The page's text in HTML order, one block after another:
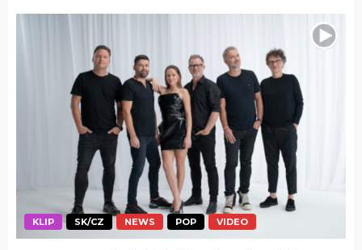
KLIP SK/CZ NEWS POP VIDEO